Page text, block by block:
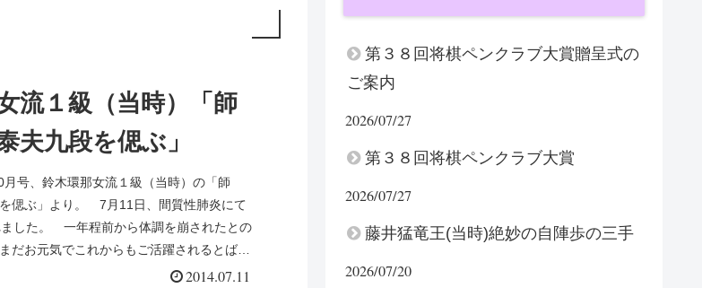
流１級（当時）「師
九段を偲ぶ」
号、鈴木環那女流１級（当時）の「師
偲ぶ」より。 7月11日、間質性肺炎にて
した。 一年程前から体調を崩されたとの
だお元気でこれからもご活躍されるとばか
2014.07.11
第３８回将棋ペンクラブ大賞贈呈式の
ご案内
2026/07/27
第３８回将棋ペンクラブ大賞
2026/07/27
藤井猛竜王(当時)絶妙の自陣歩の三手
2026/07/20